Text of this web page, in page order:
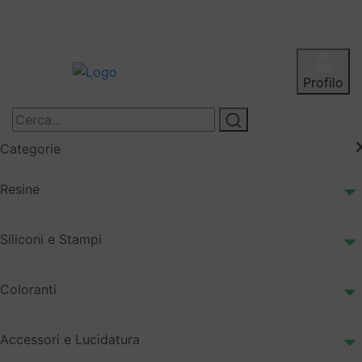
Profilo
Categorie
Resine
Siliconi e Stampi
Coloranti
Accessori e Lucidatura